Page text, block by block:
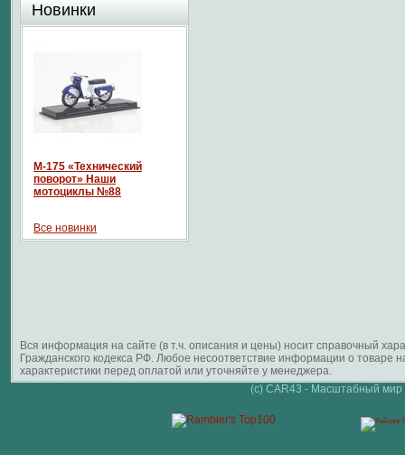
Новинки
М-175 «Технический
поворот» Наши
мотоциклы №88
Все новинки
Вся информация на сайте (в т.ч. описания и цены) носит справочный
Гражданского кодекса РФ. Любое несоответствие информации о
характеристики перед оплатой или уточняйте у менеджера.
(c) CAR43 - Масштабный мир